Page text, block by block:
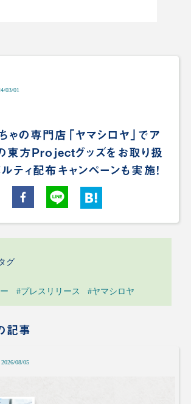
03/01
ゃの専門店「ヤマシロヤ」でア
東方Projectグッズをお取り扱
ティ配布キャンペーンも実施！
グ
#プレスリリース #ヤマシロヤ
記事
2026/08/05